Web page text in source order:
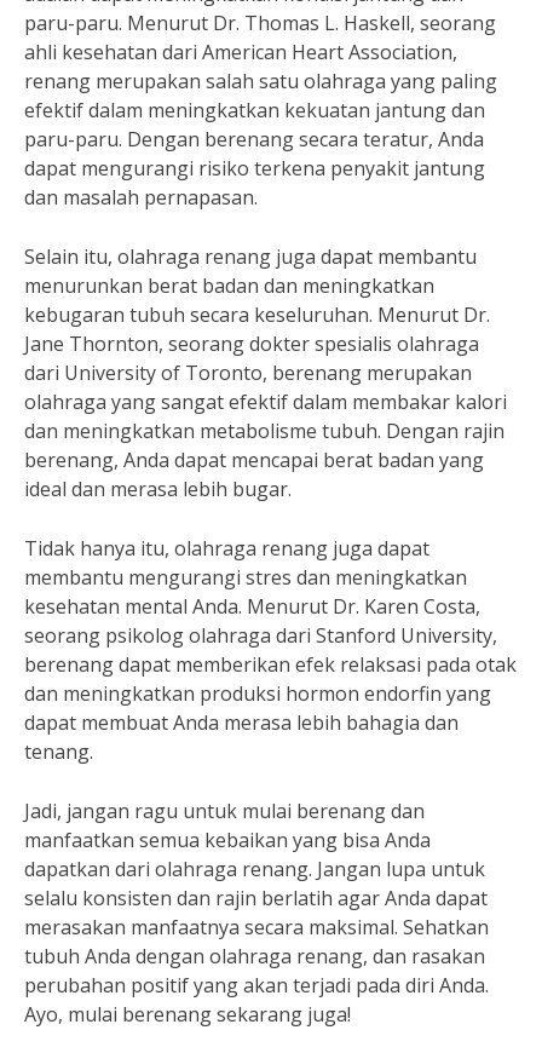
paru-paru. Menurut Dr. Thomas L. Haskell, seorang
ahli kesehatan dari American Heart Association,
renang merupakan salah satu olahraga yang paling
efektif dalam meningkatkan kekuatan jantung dan
paru-paru. Dengan berenang secara teratur, Anda
dapat mengurangi risiko terkena penyakit jantung
dan masalah pernapasan.
Selain itu, olahraga renang juga dapat membantu
menurunkan berat badan dan meningkatkan
kebugaran tubuh secara keseluruhan. Menurut Dr.
Jane Thornton, seorang dokter spesialis olahraga
dari University of Toronto, berenang merupakan
olahraga yang sangat efektif dalam membakar kalori
dan meningkatkan metabolisme tubuh. Dengan rajin
berenang, Anda dapat mencapai berat badan yang
ideal dan merasa lebih bugar.
Tidak hanya itu, olahraga renang juga dapat
membantu mengurangi stres dan meningkatkan
kesehatan mental Anda. Menurut Dr. Karen Costa,
seorang psikolog olahraga dari Stanford University,
berenang dapat memberikan efek relaksasi pada otak
dan meningkatkan produksi hormon endorfin yang
dapat membuat Anda merasa lebih bahagia dan
tenang.
Jadi, jangan ragu untuk mulai berenang dan
manfaatkan semua kebaikan yang bisa Anda
dapatkan dari olahraga renang. Jangan lupa untuk
selalu konsisten dan rajin berlatih agar Anda dapat
merasakan manfaatnya secara maksimal. Sehatkan
tubuh Anda dengan olahraga renang, dan rasakan
perubahan positif yang akan terjadi pada diri Anda.
Ayo, mulai berenang sekarang juga!